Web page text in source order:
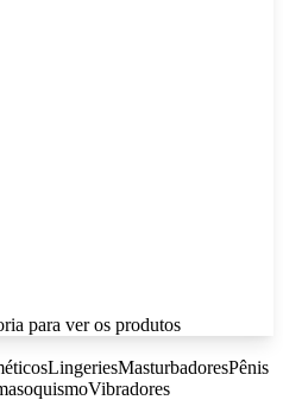
para ver os produtos
LingeriesMasturbadoresPênis
Vibradores